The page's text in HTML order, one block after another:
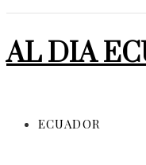
AL DIA
ECUADOR